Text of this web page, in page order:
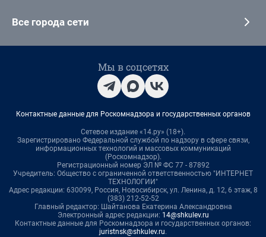
Все города сети
Мы в соцсетях
Контактные данные для Роскомнадзора и государственных органов
Сетевое издание «14.ру» (18+).
Зарегистрировано Федеральной службой по надзору в сфере связи,
информационных технологий и массовых коммуникаций
(Роскомнадзор).
Регистрационный номер ЭЛ № ФС 77 - 87892
Учредитель: Общество с ограниченной ответственностью "ИНТЕРНЕТ
ТЕХНОЛОГИИ"
Адрес редакции: 630099, Россия, Новосибирск, ул. Ленина, д. 12, 6 этаж, 8
(383) 212-52-52
Главный редактор: Шайтанова Екатерина Александровна
Электронный адрес редакции: 14@shkulev.ru
Контактные данные для Роскомнадзора и государственных органов:
juristnsk@shkulev.ru.